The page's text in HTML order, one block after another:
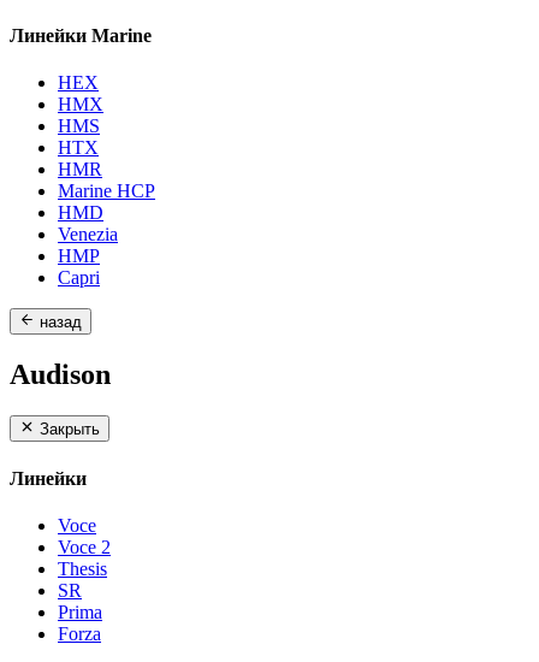
Линейки Marine
HEX
HMX
HMS
HTX
HMR
Marine HCP
HMD
Venezia
HMP
Capri
назад
Audison
Закрыть
Линейки
Voce
Voce 2
Thesis
SR
Prima
Forza